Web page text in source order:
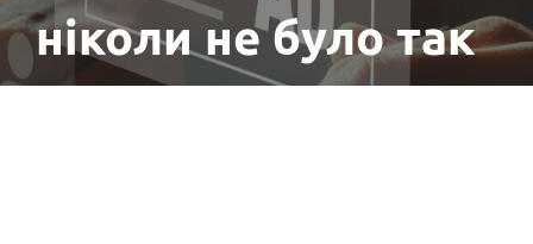
ніколи не було так